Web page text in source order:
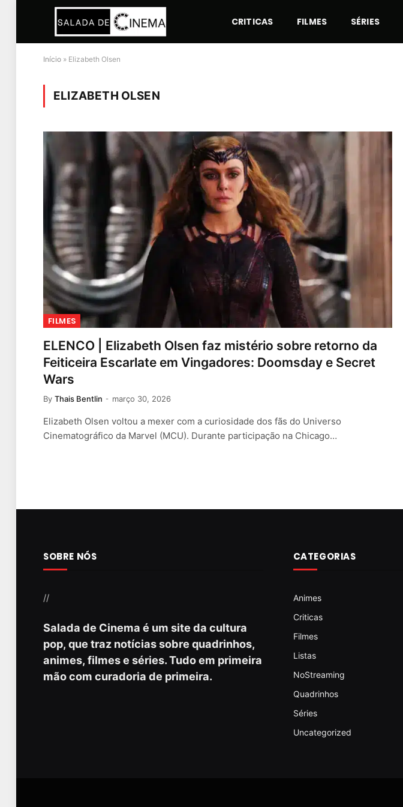
CRITICAS FILMES SÉRIES
Início » Elizabeth Olsen
ELIZABETH OLSEN
FILMES
ELENCO | Elizabeth Olsen faz mistério sobre retorno da
Feiticeira Escarlate em Vingadores: Doomsday e Secret
Wars
By Thais Bentlin março 30, 2026
Elizabeth Olsen voltou a mexer com a curiosidade dos fãs do Universo
Cinematográfico da Marvel (MCU). Durante participação na Chicago…
SOBRE NÓS
//
Salada de Cinema é um site da cultura
pop, que traz notícias sobre quadrinhos,
animes, filmes e séries. Tudo em primeira
mão com curadoria de primeira.
CATEGORIAS
Animes
Criticas
Filmes
Listas
NoStreaming
Quadrinhos
Séries
Uncategorized